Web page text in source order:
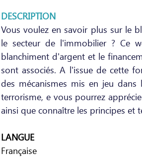
DESCRIPTION
Vous voulez en savoir plus sur le
le secteur de l'immobilier ? Ce
blanchiment d'argent et le
sont associés. A l'issue de cette
des mécanismes mis en jeu
terrorisme, e vous pourrez
ainsi que connaître les principes et
LANGUE
Française